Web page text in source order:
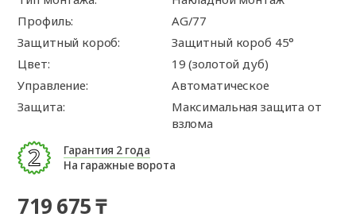
Профиль:
AG/77
Защитный короб:
Защитный короб 45°
Цвет:
19 (золотой дуб)
Управление:
Автоматическое
Защита:
Максимальная защита от
взлома
Гарантия 2 года
На гаражные ворота
719 675 ₸